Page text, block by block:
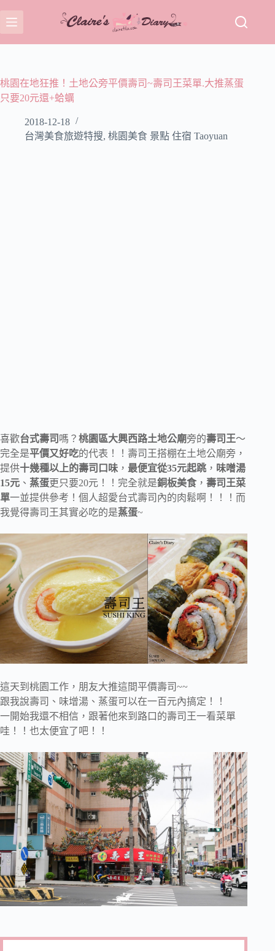
至
主
容
桃園在地狂推！土地公旁平價壽司~壽司王菜單.大推蒸蛋
只要20元還+蛤蠣
2018-12-18
台灣美食旅遊特搜, 桃園美食 景點 住宿 Taoyuan
喜歡台式壽司 嗎？ 桃園區大興西路土地公廟旁的壽司王～
完全是平價又好吃的代表！！壽司王搭棚在土地公廟旁，
提供十幾種以上的壽司口味 ， 最便宜從35元起跳 ， 味噌湯
15元 、 蒸蛋更只要20元！！完全就是銅板美食 ， 壽司王菜
單一並提供參考！個人超愛台式壽司內的肉鬆啊！！！而
我覺得壽司王其實必吃的是蒸蛋~
這天到桃園工作，朋友大推這間平價壽司~~
跟我說壽司、味增湯、蒸蛋可以在一百元內搞定！！
一開始我還不相信，跟著他來到路口的壽司王一看菜單
哇！！也太便宜了吧！！